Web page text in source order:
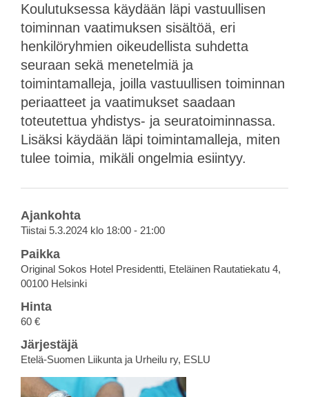
Koulutuksessa käydään läpi vastuullisen
toiminnan vaatimuksen sisältöä, eri
henkilöryhmien oikeudellista suhdetta
seuraan sekä menetelmiä ja
toimintamalleja, joilla vastuullisen toiminnan
periaatteet ja vaatimukset saadaan
toteutettua yhdistys- ja seuratoiminnassa.
Lisäksi käydään läpi toimintamalleja, miten
tulee toimia, mikäli ongelmia esiintyy.
Ajankohta
Tiistai 5.3.2024 klo 18:00 - 21:00
Paikka
Original Sokos Hotel Presidentti, Eteläinen Rautatiekatu 4,
00100 Helsinki
Hinta
60 €
Järjestäjä
Etelä-Suomen Liikunta ja Urheilu ry, ESLU